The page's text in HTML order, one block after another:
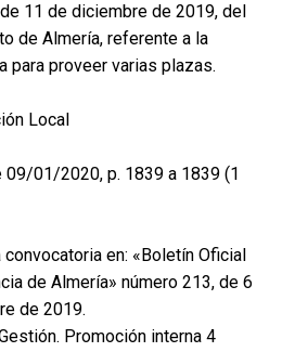
11 de diciembre de 2019, del
de Almería, referente a la
para proveer varias plazas.
Local
09/01/2020, p. 1839 a 1839 (1
en: «Boletín Oficial
de Almería» número 213, de 6
de 2019.
Promoción interna 4